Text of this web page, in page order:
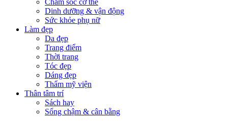
Chăm sóc cơ thể
Dinh dưỡng & vận động
Sức khỏe phụ nữ
Làm đẹp
Da đẹp
Trang điểm
Thời trang
Tóc đẹp
Dáng đẹp
Thẩm mỹ viện
Thân tâm trí
Sách hay
Sống chậm & cân bằng